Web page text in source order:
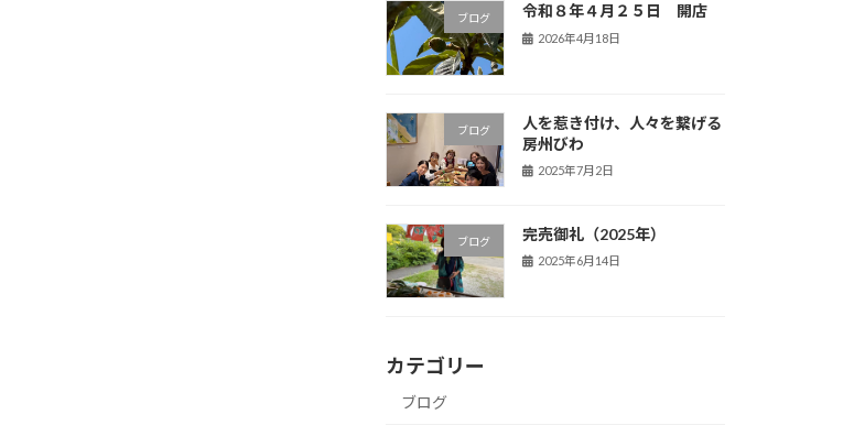
ブログ 令和８年４月２５日 開店
2026年4月18日
ブログ
人を惹き付け、人々を繋げる
房州びわ
2025年7月2日
ブログ 完売御礼（2025年）
2025年6月14日
カテゴリー
ブログ